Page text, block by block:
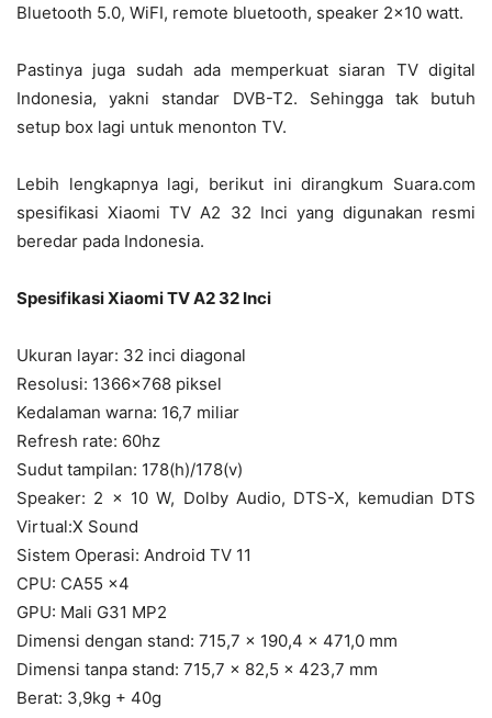
Bluetooth 5.0, WiFI, remote bluetooth, speaker 2×10 watt.
Pastinya juga sudah ada memperkuat siaran TV digital
Indonesia, yakni standar DVB-T2. Sehingga tak butuh
setup box lagi untuk menonton TV.
Lebih lengkapnya lagi, berikut ini dirangkum Suara.com
spesifikasi Xiaomi TV A2 32 Inci yang digunakan resmi
beredar pada Indonesia.
Spesifikasi Xiaomi TV A2 32 Inci
Ukuran layar: 32 inci diagonal
Resolusi: 1366×768 piksel
Kedalaman warna: 16,7 miliar
Refresh rate: 60hz
Sudut tampilan: 178(h)/178(v)
Speaker: 2 × 10 W, Dolby Audio, DTS-X, kemudian DTS
Virtual:X Sound
Sistem Operasi: Android TV 11
CPU: CA55 x4
GPU: Mali G31 MP2
Dimensi dengan stand: 715,7 × 190,4 × 471,0 mm
Dimensi tanpa stand: 715,7 × 82,5 × 423,7 mm
Berat: 3,9kg + 40g